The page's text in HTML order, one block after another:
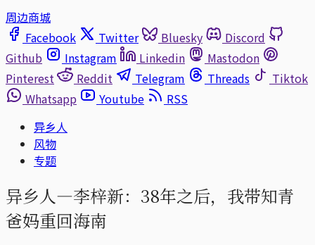
周边商城
Facebook
Twitter Bluesky
Discord
Github
Instagram Linkedin
Mastodon
Pinterest
Reddit Telegram Threads
Tiktok
Whatsapp
Youtube
RSS
异乡人
风物
专题
异乡人—李梓新：38年之后，我带知青
爸妈重回海南